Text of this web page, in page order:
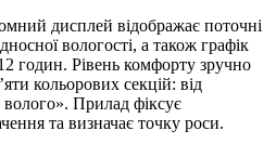
дисплей відображає поточні
вологості, а також графік
годин. Рівень комфорту зручно
кольорових секцій: від
волого». Прилад фіксує
та визначає точку роси.